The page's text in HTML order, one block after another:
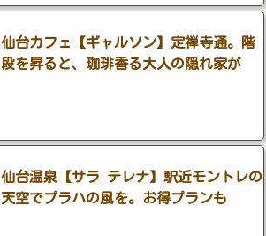
仙台カフェ【ギャルソン】定禅寺通。階
段を昇ると、珈琲香る大人の隠れ家が
仙台温泉【サラ テレナ】駅近モントレの
天空でプラハの風を。お得プランも